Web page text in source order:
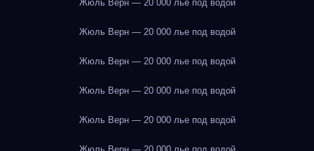
Жюль Верн — 20 000 лье под водой
Жюль Верн — 20 000 лье под водой
Жюль Верн — 20 000 лье под водой
Жюль Верн — 20 000 лье под водой
Жюль Верн — 20 000 лье под водой